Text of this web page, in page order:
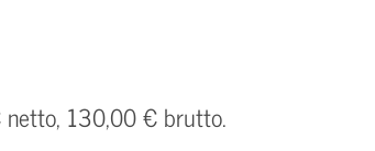
netto, 130,00 € brutto.